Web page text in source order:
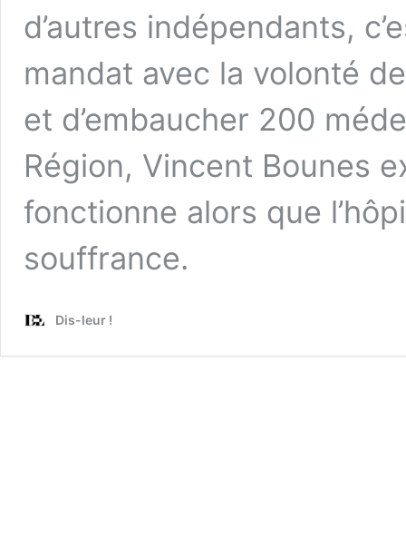
d’autres indépendants,
mandat avec la volonté
et d’embaucher 200
Région, Vincent Bounes
fonctionne alors que
souffrance.
Dis-leur !